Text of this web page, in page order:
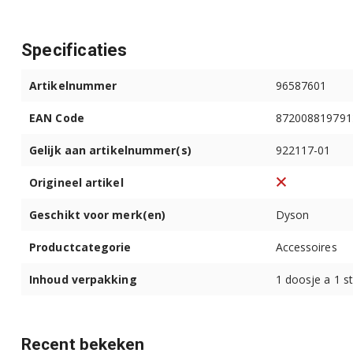
Specificaties
Artikelnummer 96587601
EAN Code
Gelijk aan artikelnummer(s) 922117-01
Origineel artikel
Geschikt voor merk(en) Dyson
Productcategorie Accessoires
Inhoud verpakking 1 doosje a 1
Recent bekeken